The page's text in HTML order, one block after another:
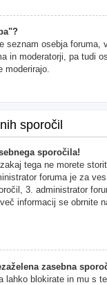
seznam osebja foruma,
in moderatorji, pa tudi
moderirajo.
sporočil
sporočila!
tega ne morete
foruma je za ves
3. administrator
informacij se obrnite
zasebna
lahko blokirate in mu s